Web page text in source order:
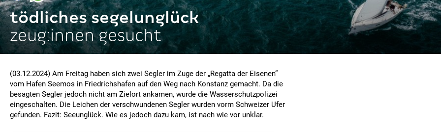
tödliches segelunglück
zeug:innen gesucht
(03.12.2024) Am Freitag haben sich zwei Segler im Zuge der „Regatta der Eisenen“
vom Hafen Seemos in Friedrichshafen auf den Weg nach Konstanz gemacht. Da die
besagten Segler jedoch nicht am Zielort ankamen, wurde die Wasserschutzpolizei
eingeschalten. Die Leichen der verschwundenen Segler wurden vorm Schweizer Ufer
gefunden. Fazit: Seeunglück. Wie es jedoch dazu kam, ist nach wie vor unklar.